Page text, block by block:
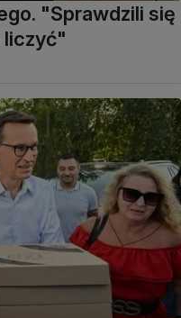
"Sprawdzili się
liczyć"